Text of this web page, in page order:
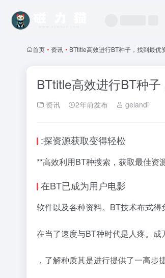
首页 • 资讯 • BTtitle高效进行BT种子，找到最优
BTtitle高效进行BT种
资讯 2年前发布 gelandi
:探资源获取变得轻松
**高效利用BT种搜索，获取最佳资
在BT已成为用户电影
软件以及各种资料。BT技术布式得
在当了速度与BT种时代是人疼。成
，了解种质其是进行提供了一高